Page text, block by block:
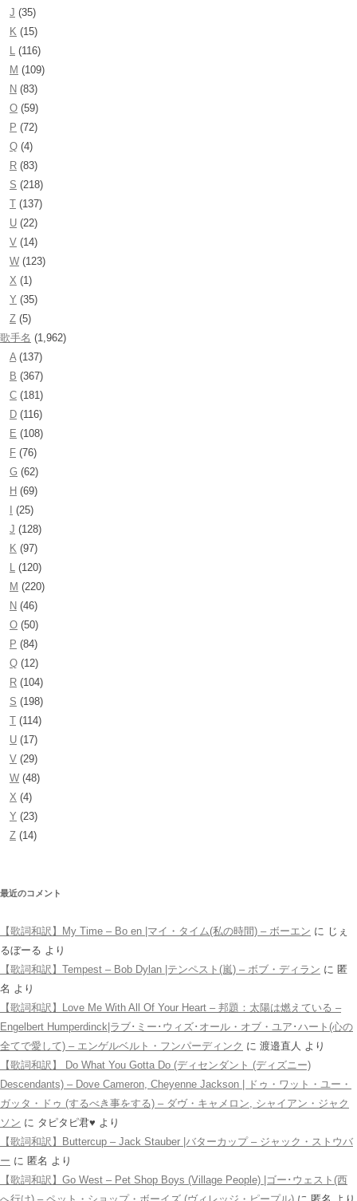
J (35)
K (15)
L (116)
M (109)
N (83)
O (59)
P (72)
Q (4)
R (83)
S (218)
T (137)
U (22)
V (14)
W (123)
X (1)
Y (35)
Z (5)
歌手名 (1,962)
A(137)
B (367)
C (181)
D (116)
E (108)
F (76)
G (62)
H (69)
(25)
J (128)
K (97)
L (120)
M (220)
N (46)
O (50)
P (84)
Q (12)
R (104)
S (198)
T (114)
U (17)
V (29)
W (48)
X (4)
Y (23)
Z (14)
最近のコメント
【歌詞和訳】My Time – Bo en |マイ・タイム(私の時間) – ボーエン に じぇ
るぼーる より
【歌詞和訳】Tempest – Bob Dylan |テンペスト(嵐) – ボブ・ディラン に 匿
名 より
【歌詞和訳】Love Me With All Of Your Heart – 邦題：太陽は燃えている –
Engelbert Humperdinck|ラブ･ミー･ウィズ･オール・オブ・ユア･ハート(心の
全てで愛して) – エンゲルベルト・フンパーディンク に 渡邉直人 より
【歌詞和訳】 Do What You Gotta Do (ディセンダント (ディズニー)
Descendants) – Dove Cameron, Cheyenne Jackson | ドゥ・ワット・ユー・
ガッタ・ドゥ (するべき事をする) – ダヴ・キャメロン, シャイアン・ジャク
ソン に タピタピ君♥️ より
【歌詞和訳】Buttercup – Jack Stauber |バターカップ – ジャック・ストウバ
ー に 匿名 より
【歌詞和訳】Go West – Pet Shop Boys (Village People) |ゴー･ウェスト(西